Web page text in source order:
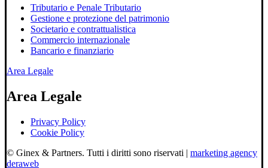
Tributario e Penale Tributario
Gestione e protezione del patrimonio
Societario e contrattualistica
Commercio internazionale
Bancario e finanziario
Area Legale
Area Legale
Privacy Policy
Cookie Policy
© Ginex & Partners. Tutti i diritti sono riservati | marketing agency
deraweb